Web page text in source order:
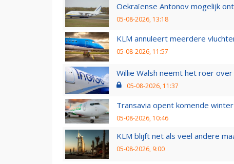
Oekraïense Antonov mogelijk
05-08-2026, 13:18
KLM annuleert meerdere
05-08-2026, 11:57
Willie Walsh neemt het roer
05-08-2026, 11:37
Transavia opent komende
05-08-2026, 10:46
KLM blijft net als veel andere
05-08-2026, 9:00